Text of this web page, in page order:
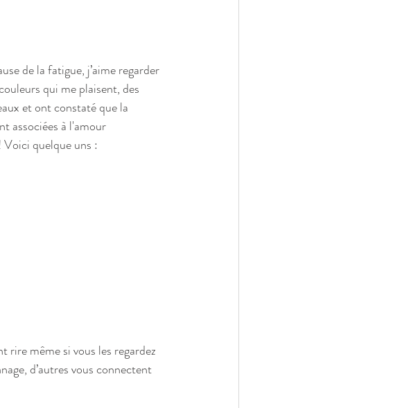
de la fatigue, j’aime regarder
qui me plaisent, des
et ont constaté que la
associées à l'amour
quelque uns :
même si vous les regardez
d’autres vous connectent